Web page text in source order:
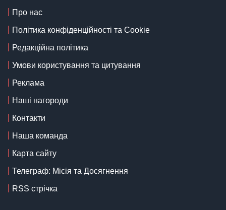
Про нас
Політика конфіденційності та Cookie
Редакційна політика
Умови користування та цитування
Реклама
Наші нагороди
Контакти
Наша команда
Карта сайту
Телеграф: Місія та Досягнення
RSS стрічка